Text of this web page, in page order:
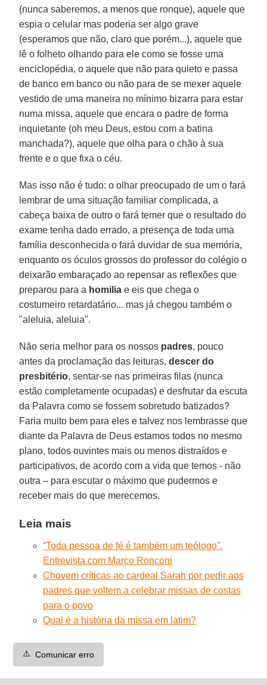
(nunca saberemos, a menos que ronque), aquele que
espia o celular mas poderia ser algo grave
(esperamos que não, claro que porém...), aquele que
lê o folheto olhando para ele como se fosse uma
enciclopédia, o aquele que não para quieto e passa
de banco em banco ou não para de se mexer aquele
vestido de uma maneira no mínimo bizarra para estar
numa missa, aquele que encara o padre de forma
inquietante (oh meu Deus, estou com a batina
manchada?), aquele que olha para o chão à sua
frente e o que fixa o céu.
Mas isso não é tudo: o olhar preocupado de um o fará
lembrar de uma situação familiar complicada, a
cabeça baixa de outro o fará temer que o resultado do
exame tenha dado errado, a presença de toda uma
família desconhecida o fará duvidar de sua memória,
enquanto os óculos grossos do professor do colégio o
deixarão embaraçado ao repensar as reflexões que
preparou para a homilia e eis que chega o
costumeiro retardatário... mas já chegou também o
"aleluia, aleluia".
Não seria melhor para os nossos padres, pouco
antes da proclamação das leituras,descer do
presbitério, sentar-se nas primeiras filas (nunca
estão completamente ocupadas) e desfrutar da escuta
da Palavra como se fossem sobretudo batizados?
Faria muito bem para eles e talvez nos lembrasse que
diante da Palavra de Deus estamos todos no mesmo
plano, todos ouvintes mais ou menos distraídos e
participativos, de acordo com a vida que temos - não
outra – para escutar o máximo que pudermos e
receber mais do que merecemos.
Leia mais
“Toda pessoa de fé é também um teólogo”.
Entrevista com Marco Ronconi
Chovem críticas ao cardeal Sarah por pedir aos
padres que voltem a celebrar missas de costas
para o povo
Qual é a história da missa em latim?
⚠️ Comunicar erro